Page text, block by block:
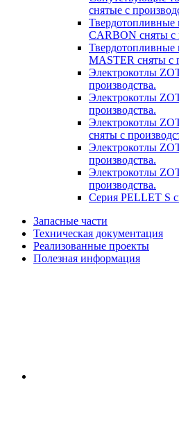
снятые с
Твердотопливные
CARBON сняты с
Твердотопливные
MASTER сняты с
Электрокотлы
производства.
Электрокотлы
производства.
Электрокотлы
сняты с
Электрокотлы
производства.
Электрокотлы
производства.
Серия PELLET S
Запасные части
Техническая документация
Реализованные проекты
Полезная информация